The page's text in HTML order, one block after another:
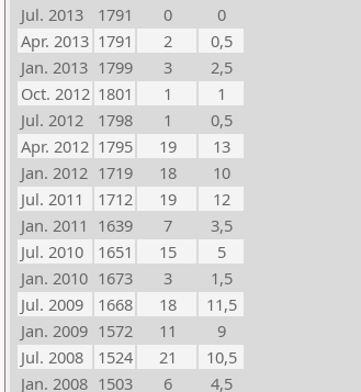
Jul. 2013
1791 0
0
Apr. 2013 1791 2
0,5
Jan. 2013 1799 3
2,5
Oct. 2012 1801 1
1
Jul. 2012
1798 1
0,5
Apr. 2012 1795 19
13
Jan. 2012 1719 18
10
Jul. 2011
1712 19
12
Jan. 2011 1639 7
3,5
Jul. 2010
1651 15
5
Jan. 2010 1673 3
1,5
Jul. 2009
1668 18
11,5
Jan. 2009 1572 11
9
Jul. 2008
1524 21
10,5
Jan. 2008 1503 6 4,5